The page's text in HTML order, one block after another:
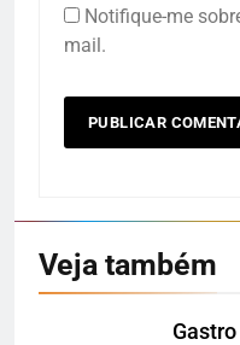
Notifique-me
mail.
Veja também